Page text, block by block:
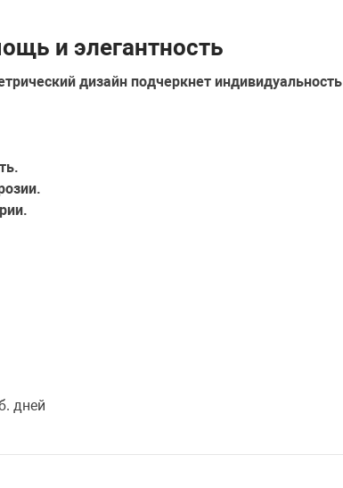
и элегантность
дизайн подчеркнет индивидуальность
дней